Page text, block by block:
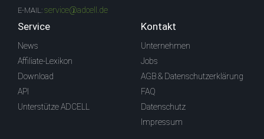
E-MAIL: service@adcell.de
Service
News
Affiliate-Lexikon
Download
API
Unterstütze ADCELL
Kontakt
Unternehmen
Jobs
AGB & Datenschutzerklärung
FAQ
Datenschutz
Impressum